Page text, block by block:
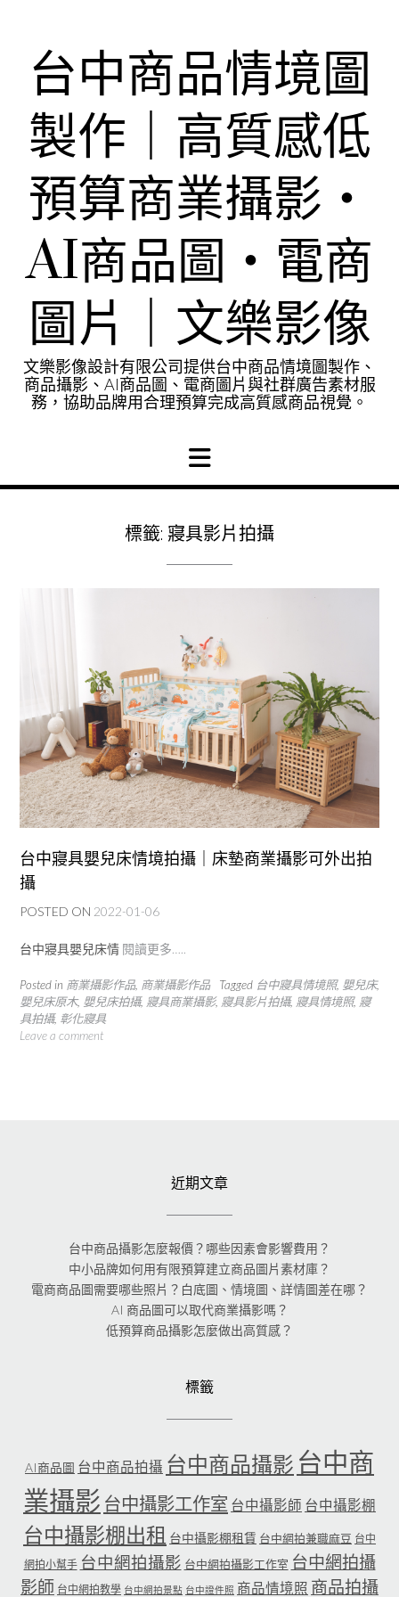
台中商品情境圖
製作｜高質感低
預算商業攝影・
AI商品圖・電商
圖片｜文樂影像
文樂影像設計有限公司提供台中商品情境圖製作、
商品攝影、AI商品圖、電商圖片與社群廣告素材服
務，協助品牌用合理預算完成高質感商品視覺。
標籤: 寢具影片拍攝
台中寢具嬰兒床情境拍攝｜床墊商業攝影可外出拍
攝
POSTED ON 2022-01-06
台中寢具嬰兒床情 閱讀更多…..
Posted in 商業攝影作品, 商業攝影作品 Tagged 台中寢具情境照, 嬰兒床,
嬰兒床原木, 嬰兒床拍攝, 寢具商業攝影, 寢具影片拍攝, 寢具情境照, 寢
具拍攝, 彰化寢具
Leave a comment
近期文章
台中商品攝影怎麼報價？哪些因素會影響費用？
中小品牌如何用有限預算建立商品圖片素材庫？
電商商品圖需要哪些照片？白底圖、情境圖、詳情圖差在哪？
AI 商品圖可以取代商業攝影嗎？
低預算商品攝影怎麼做出高質感？
標籤
AI商品圖 台中商品拍攝 台中商品攝影 台中商
業攝影 台中攝影工作室 台中攝影師 台中攝影棚
台中攝影棚出租 台中攝影棚租賃 台中網拍兼職麻豆 台中
網拍小幫手 台中網拍攝影 台中網拍攝影工作室 台中網拍攝
影師 台中網拍教學 台中網拍景點 台中證件照 商品情境照 商品拍攝